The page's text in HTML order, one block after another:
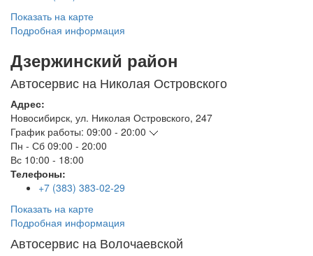
Показать на карте
Подробная информация
Дзержинский район
Автосервис на Николая Островского
Адрес:
Новосибирск, ул. Николая Островского, 247
График работы: 09:00 - 20:00
Пн - Сб 09:00 - 20:00
Вс 10:00 - 18:00
Телефоны:
+7 (383) 383-02-29
Показать на карте
Подробная информация
Автосервис на Волочаевской